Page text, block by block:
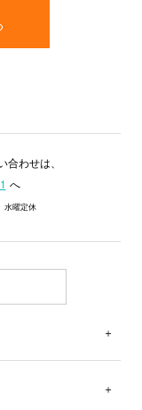
わせは、
へ
曜定休